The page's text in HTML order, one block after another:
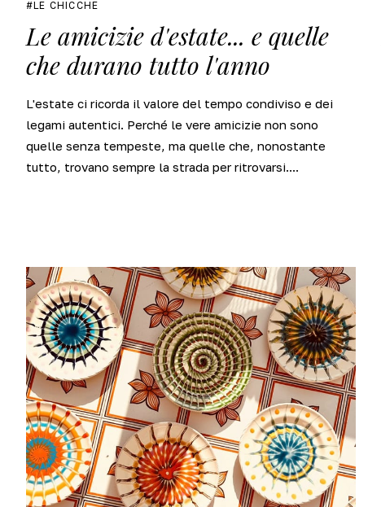
LE CHICCHE
Le amicizie d'estate... e quelle
che durano tutto l'anno
L'estate ci ricorda il valore del tempo condiviso e dei
legami autentici. Perché le vere amicizie non sono
quelle senza tempeste, ma quelle che, nonostante
tutto, trovano sempre la strada per ritrovarsi....